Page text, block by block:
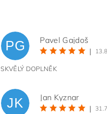
PG
Pavel Gajdoš
|
SKVĚLÝ DOPLNĚK
JK
Jan Kyznar
|